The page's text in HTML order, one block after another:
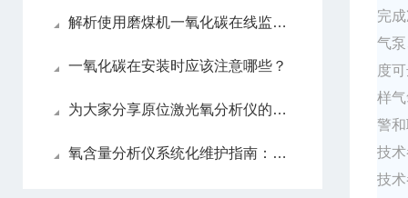
解析使用磨煤机一氧化碳在线监测系统的必要性
一氧化碳在安装时应该注意哪些？
为大家分享原位激光氧分析仪的维护心得
氧含量分析仪系统化维护指南：日常保养解析
完
气
度
样
警
技
技